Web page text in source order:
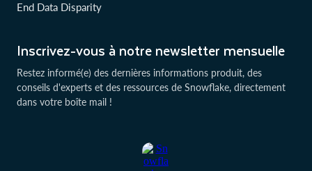
Inscrivez-vous à notre newsletter mensuelle
Restez informé(e) des dernières informations produit, des
conseils d'experts et des ressources de Snowflake, directement
dans votre boîte mail !
End Data Disparity